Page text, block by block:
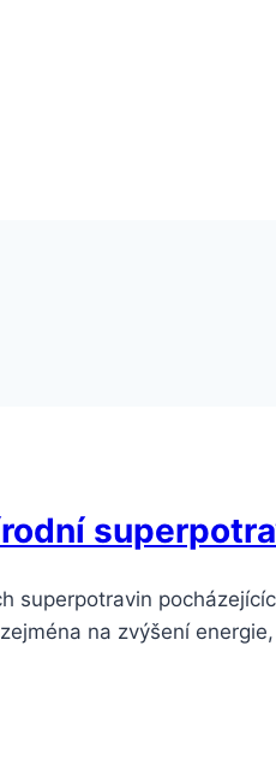
superpotravin
na zvýšení